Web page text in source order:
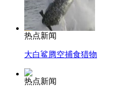
热点新闻
大白鲨腾空捕食猎物
热点新闻